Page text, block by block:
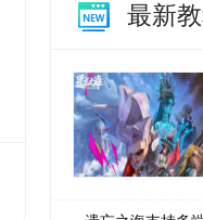
最新